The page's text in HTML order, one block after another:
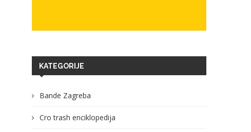
KATEGORIJE
Bande Zagreba
Cro trash enciklopedija